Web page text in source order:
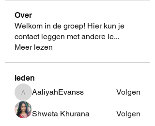
Over
Welkom in de groep! Hier kun je
contact leggen met andere le...
Meer lezen
leden
AaliyahEvanss
AaliyahEvanss Volgen
Shweta Khurana Volgen